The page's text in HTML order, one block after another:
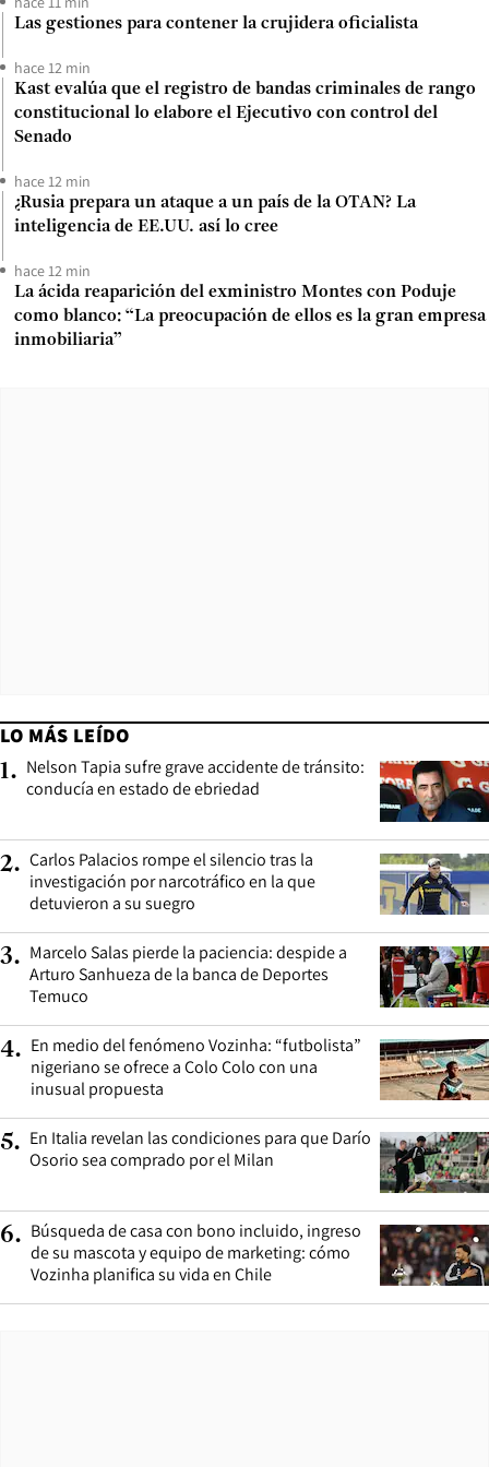
Las gestiones para contener la crujidera oficialista
hace 12 min
Kast evalúa que el registro de bandas criminales de rango
constitucional lo elabore el Ejecutivo con control del
Senado
hace 12 min
¿Rusia prepara un ataque a un país de la OTAN? La
inteligencia de EE.UU. así lo cree
hace 12 min
La ácida reaparición del exministro Montes con Poduje
como blanco: “La preocupación de ellos es la gran empresa
inmobiliaria”
LO MÁS LEÍDO
1. Nelson Tapia sufre grave accidente de tránsito:
conducía en estado de ebriedad
2. Carlos Palacios rompe el silencio tras la
investigación por narcotráfico en la que
detuvieron a su suegro
3. Marcelo Salas pierde la paciencia: despide a
Arturo Sanhueza de la banca de Deportes
Temuco
4. En medio del fenómeno Vozinha: “futbolista”
nigeriano se ofrece a Colo Colo con una
inusual propuesta
5. En Italia revelan las condiciones para que Darío
Osorio sea comprado por el Milan
6. Búsqueda de casa con bono incluido, ingreso
de su mascota y equipo de marketing: cómo
Vozinha planifica su vida en Chile